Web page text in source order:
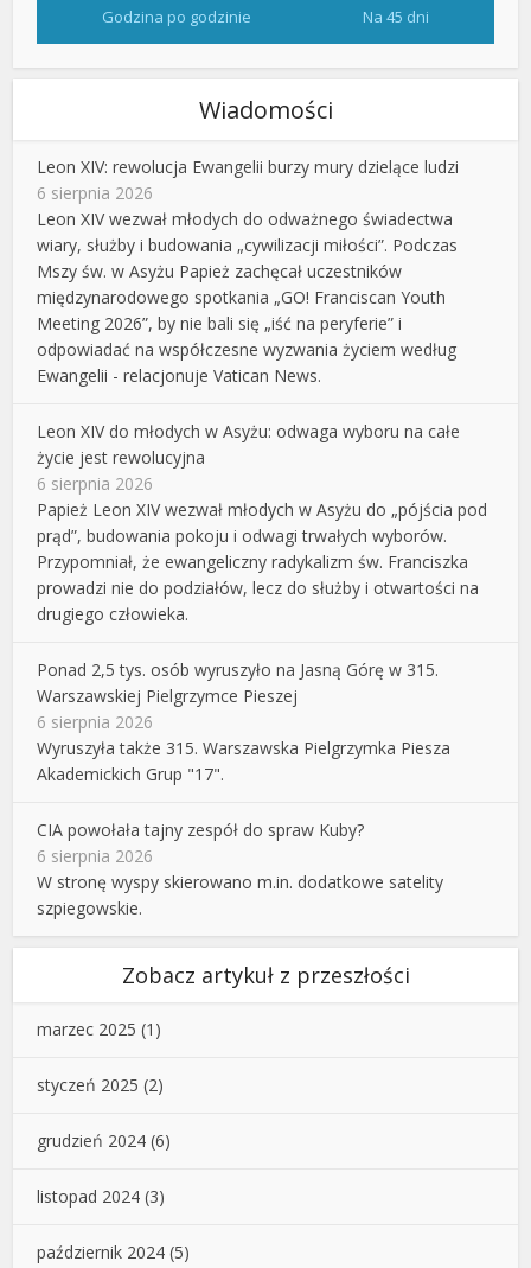
Godzina po godzinie Na 45 dni
Wiadomości
Leon XIV: rewolucja Ewangelii burzy mury dzielące ludzi
6 sierpnia 2026
Leon XIV wezwał młodych do odważnego świadectwa
wiary, służby i budowania „cywilizacji miłości”. Podczas
Mszy św. w Asyżu Papież zachęcał uczestników
międzynarodowego spotkania „GO! Franciscan Youth
Meeting 2026”, by nie bali się „iść na peryferie” i
odpowiadać na współczesne wyzwania życiem według
Ewangelii - relacjonuje Vatican News.
Leon XIV do młodych w Asyżu: odwaga wyboru na całe
życie jest rewolucyjna
6 sierpnia 2026
Papież Leon XIV wezwał młodych w Asyżu do „pójścia pod
prąd”, budowania pokoju i odwagi trwałych wyborów.
Przypomniał, że ewangeliczny radykalizm św. Franciszka
prowadzi nie do podziałów, lecz do służby i otwartości na
drugiego człowieka.
Ponad 2,5 tys. osób wyruszyło na Jasną Górę w 315.
Warszawskiej Pielgrzymce Pieszej
6 sierpnia 2026
Wyruszyła także 315. Warszawska Pielgrzymka Piesza
Akademickich Grup "17".
CIA powołała tajny zespół do spraw Kuby?
6 sierpnia 2026
W stronę wyspy skierowano m.in. dodatkowe satelity
szpiegowskie.
Zobacz artykuł z przeszłości
marzec 2025 (1)
styczeń 2025 (2)
grudzień 2024 (6)
listopad 2024 (3)
październik 2024 (5)